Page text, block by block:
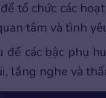
tổ chức các
tâm và tình
để các bậc phụ
lắng nghe và